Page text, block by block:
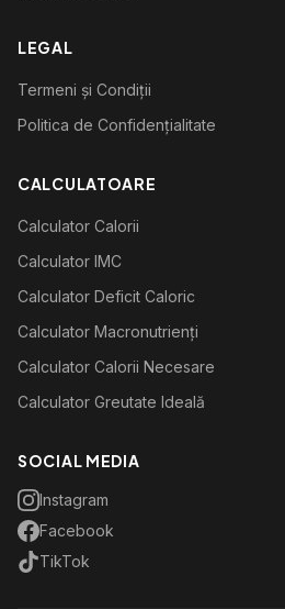
LEGAL
Termeni și Condiții
Politica de Confidențialitate
CALCULATOARE
Calculator Calorii
Calculator IMC
Calculator Deficit Caloric
Calculator Macronutrienți
Calculator Calorii Necesare
Calculator Greutate Ideală
SOCIAL MEDIA
Instagram
Facebook
TikTok